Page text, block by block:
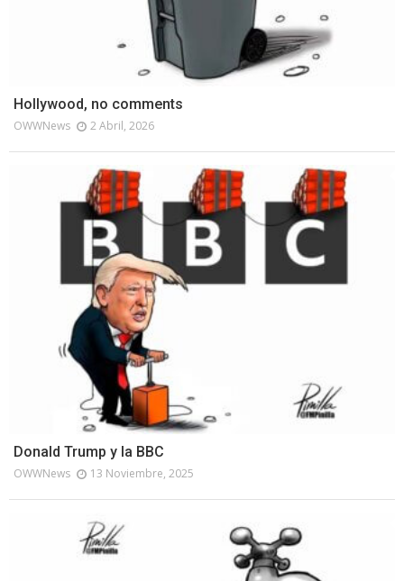
Hollywood, no comments
OWWNews 2 Abril, 2026
Donald Trump y la BBC
OWWNews 13 Noviembre, 2025